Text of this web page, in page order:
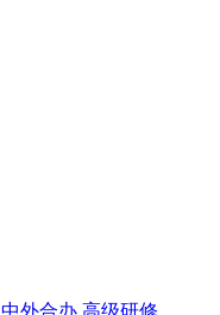
中外合办 高级研修